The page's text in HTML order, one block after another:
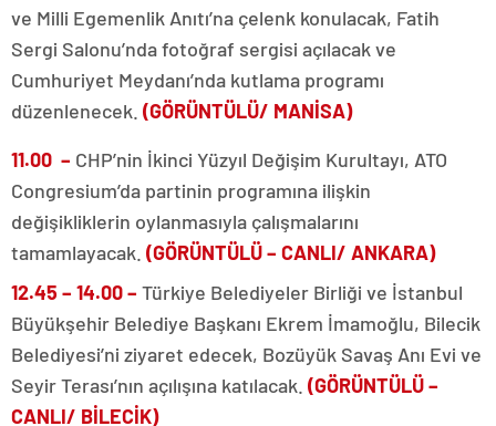
ve Milli Egemenlik Anıtı’na çelenk konulacak, Fatih
Sergi Salonu’nda fotoğraf sergisi açılacak ve
Cumhuriyet Meydanı’nda kutlama programı
düzenlenecek. (GÖRÜNTÜLÜ/ MANİSA)
11.00 – CHP’nin İkinci Yüzyıl Değişim Kurultayı, ATO
Congresium’da partinin programına ilişkin
değişikliklerin oylanmasıyla çalışmalarını
tamamlayacak. (GÖRÜNTÜLÜ – CANLI/ ANKARA)
12.45 – 14.00 – Türkiye Belediyeler Birliği ve İstanbul
Büyükşehir Belediye Başkanı Ekrem İmamoğlu, Bilecik
Belediyesi’ni ziyaret edecek, Bozüyük Savaş Anı Evi ve
Seyir Terası’nın açılışına katılacak. (GÖRÜNTÜLÜ –
CANLI/ BİLECİK)